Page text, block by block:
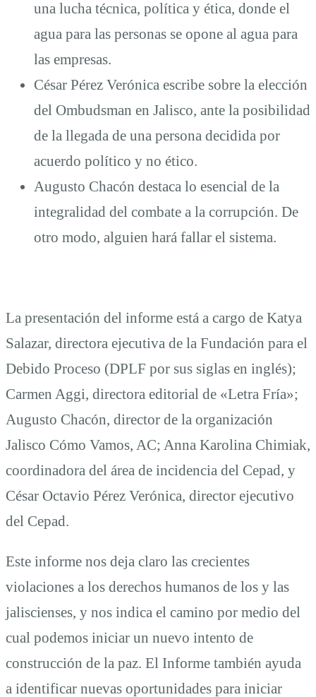
una lucha técnica, política y ética, donde el
agua para las personas se opone al agua para
las empresas.
César Pérez Verónica escribe sobre la elección
del Ombudsman en Jalisco, ante la posibilidad
de la llegada de una persona decidida por
acuerdo político y no ético.
Augusto Chacón destaca lo esencial de la
integralidad del combate a la corrupción. De
otro modo, alguien hará fallar el sistema.
La presentación del informe está a cargo de Katya
Salazar, directora ejecutiva de la Fundación para el
Debido Proceso (DPLF por sus siglas en inglés);
Carmen Aggi, directora editorial de «Letra Fría»;
Augusto Chacón, director de la organización
Jalisco Cómo Vamos, AC; Anna Karolina Chimiak,
coordinadora del área de incidencia del Cepad, y
César Octavio Pérez Verónica, director ejecutivo
del Cepad.
Este informe nos deja claro las crecientes
violaciones a los derechos humanos de los y las
jaliscienses, y nos indica el camino por medio del
cual podemos iniciar un nuevo intento de
construcción de la paz. El Informe también ayuda
a identificar nuevas oportunidades para iniciar